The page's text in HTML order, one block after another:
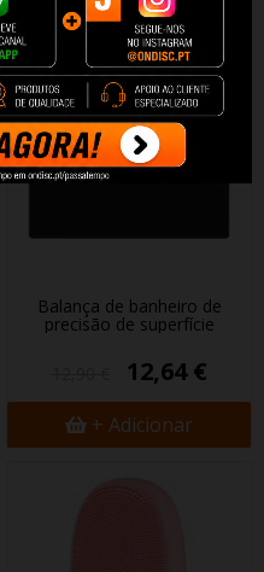
Balança de banheiro de
precisão de superfície
12,64 €
+ Adicionar